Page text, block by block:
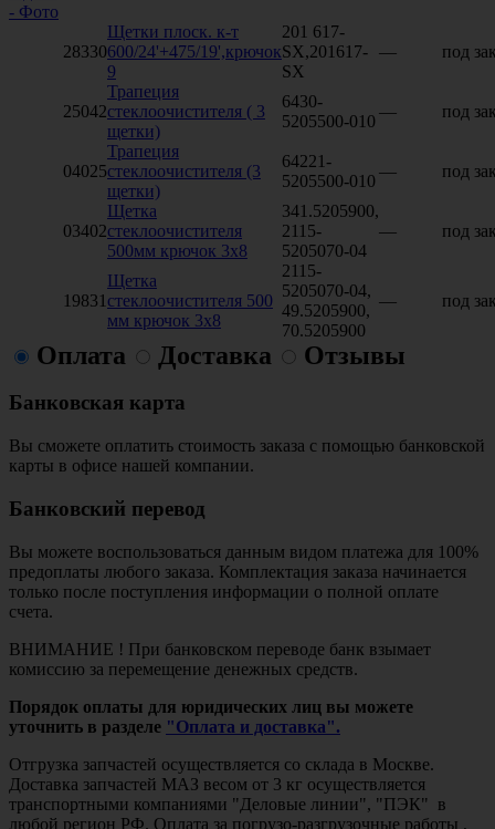
28330
Щетки плоск. к-т
600/24'+475/19',крючок
9
201 617-
SX,201617-
SX
— под
25042
Трапеция
стеклоочистителя ( 3
щетки)
6430-
5205500-010
— под
04025
Трапеция
стеклоочистителя (3
щетки)
64221-
5205500-010
— под
03402
Щетка
стеклоочистителя
500мм крючок 3х8
341.5205900,
2115-
5205070-04
— под
19831
Щетка
стеклоочистителя 500
мм крючок 3х8
2115-
5205070-04,
49.5205900,
70.5205900
— под
Оплата Доставка Отзывы
Банковская карта
Вы сможете оплатить стоимость заказа с помощью банковской
карты в офисе нашей компании.
Банковский перевод
Вы можете воспользоваться данным видом платежа для 100%
предоплаты любого заказа. Комплектация заказа начинается
только после поступления информации о полной оплате
счета.
ВНИМАНИЕ ! При банковском переводе банк взымает
комиссию за перемещение денежных средств.
Порядок оплаты для юридических лиц вы можете
уточнить в разделе "Оплата и доставка".
Отгрузка запчастей осуществляется со склада в Москве.
Доставка запчастей МАЗ весом от 3 кг осуществляется
транспортными компаниями "Деловые линии", "ПЭК" в
любой регион РФ. Оплата за погрузо-разгрузочные работы ,